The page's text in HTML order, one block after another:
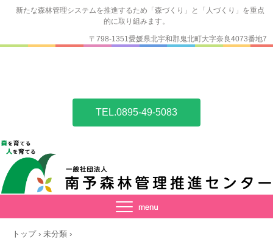
新たな森林管理システムを推進するため「森づくり」と「人づくり」を重点
的に取り組みます。
TEL.0895-49-5083
〒798-1351愛媛県北宇和郡鬼北町大字奈良4073番地7
トップ › 未分類 ›